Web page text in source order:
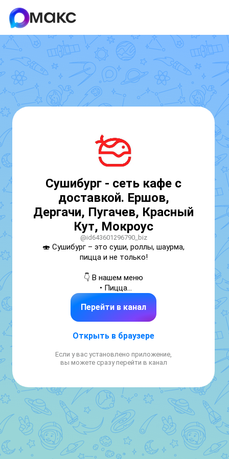
Сушибург - сеть кафе с
доставкой. Ершов,
Дергачи, Пугачев, Красный
Кут, Мокроус
@id643601296790_biz
🍣 Сушибург – это суши, роллы, шаурма,
пицца и не только!
👇 В нашем меню
• Пицца
• Роллы
• Сеты
• Салаты
• Закуски
📲Единый телефон доставки: +7 (927) 101-
97-93
Заказать легко:
✅ наш сайт https://сушибург.рф
✅ мобильное приложение
Перейти в канал
Открыть в браузере
Если у вас установлено приложение,
вы можете сразу перейти в канал